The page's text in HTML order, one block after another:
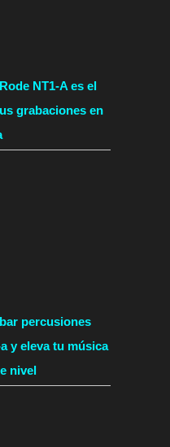
NT1-A es el
grabaciones en
percusiones
y eleva tu música
nivel